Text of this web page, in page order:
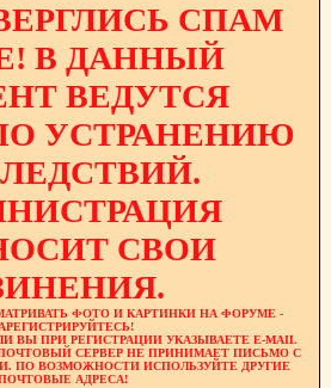
СПАМ
В ДАННЫЙ
ВЕДУТСЯ
УСТРАНЕНИЮ
СВОИ
ФОТО И КАРТИНКИ НА ФОРУМЕ -
ВЫ ПРИ РЕГИСТРАЦИИ УКАЗЫВАЕТЕ E-MAIL
СЕРВЕР НЕ ПРИНИМАЕТ ПИСЬМО С
ПО ВОЗМОЖНОСТИ ИСПОЛЬЗУЙТЕ ДРУГИЕ
АДРЕСА!